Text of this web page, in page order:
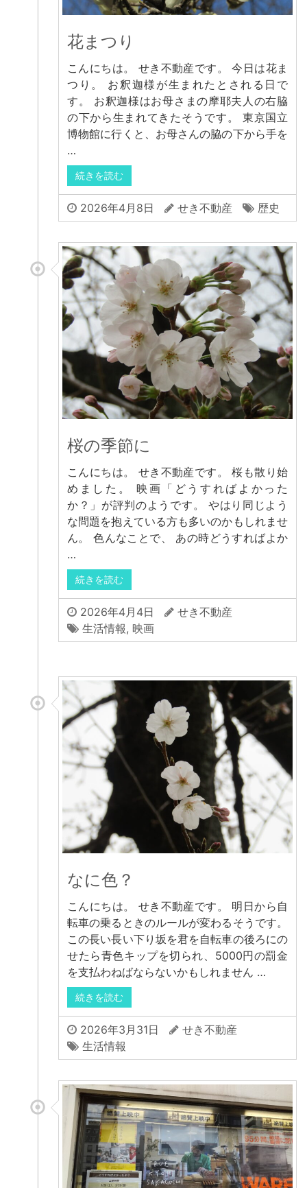
花まつり
こんにちは。 せき不動産です。 今日は花ま
つり。 お釈迦様が生まれたとされる日で
す。 お釈迦様はお母さまの摩耶夫人の右脇
の下から生まれてきたそうです。 東京国立
博物館に行くと、お母さんの脇の下から手を
…
続きを読む
2026年4月8日 せき不動産 歴史
桜の季節に
こんにちは。 せき不動産です。 桜も散り始
めました。 映画「どうすればよかった
か？」が評判のようです。 やはり同じよう
な問題を抱えている方も多いのかもしれませ
ん。 色んなことで、 あの時どうすればよか
…
続きを読む
2026年4月4日
せき不動産
生活情報, 映画
なに色？
こんにちは。 せき不動産です。 明日から自
転車の乗るときのルールが変わるそうです。
この長い長い下り坂を君を自転車の後ろにの
せたら青色キップを切られ、5000円の罰金
を支払わねばならないかもしれません …
続きを読む
2026年3月31日
せき不動産
生活情報